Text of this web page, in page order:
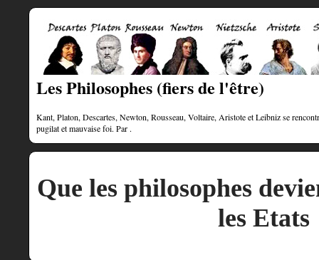
Les Philosophes (fiers de l'être)
Kant, Platon, Descartes, Newton, Rousseau, Voltaire, Aristote et Leibniz se
pugilat et mauvaise foi. Par .
Que les philosophes
les Etats